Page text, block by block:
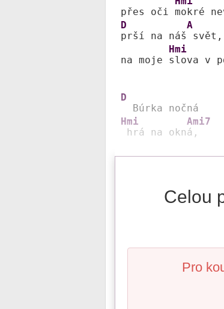
přes oči mokré
D
prší na náš
A
svět,
na moje
Hmi
slova v
D
Hmi
hrá na okn
Ami7
á,
Celou
Pro